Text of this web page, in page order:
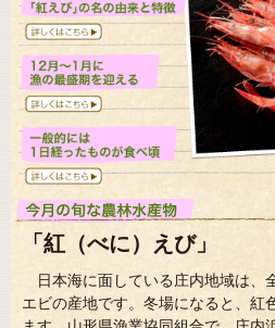
「紅（べに）えび」
日本海に面している庄内地域は、
エビの産地です。冬場になると、紅